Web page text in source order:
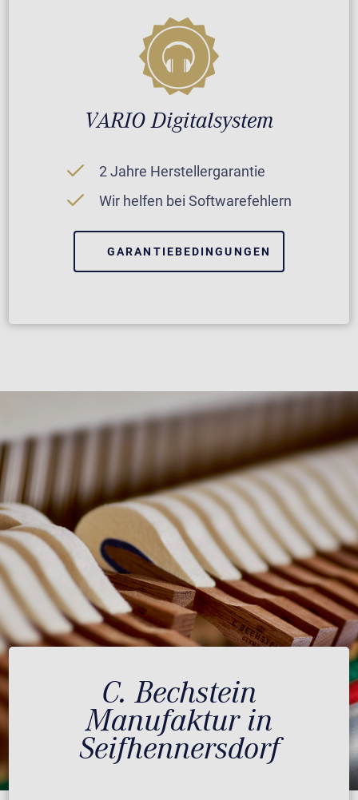
VARIO Digitalsystem
2 Jahre Herstellergarantie
Wir helfen bei Softwarefehlern
GARANTIEBEDINGUNGEN
C. Bechstein
Manufaktur in
Seifhennersdorf